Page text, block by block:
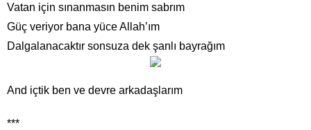
Vatan için sınanmasın benim sabrım
Güç veriyor bana yüce Allah’ım
Dalgalanacaktır sonsuza dek şanlı bayrağım
And içtik ben ve devre arkadaşlarım
***